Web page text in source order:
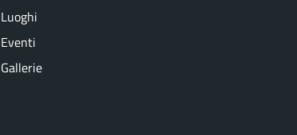
Luoghi
Eventi
Gallerie